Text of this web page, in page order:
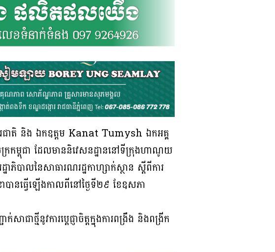
រជាតិ និង ឯកឧត្តម Kanat Tumysh ឯកអគ្គ
ក្រកម្ពុជា ដែលមាននិវេសន​ដ្ឋាននៅទីក្រុងហាណូយ
ឋាភិបាលនៃសាធារណរដ្ឋកាហ្សាក់ស្ថាន ស្តីពីការ
បានធ្វើឡើងកាលពីនៅថ្ងៃទី២៩ ខែឧសភា
ជាថ្មីនូវការប្តេជ្ញាចិត្តក្នុងការពង្រឹង និងពង្រីក